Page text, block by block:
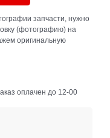
запчасти, нужно
(фотографию) на
оригинальную
оплачен до 12-00